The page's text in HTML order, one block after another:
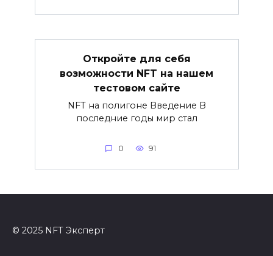
Откройте для себя
возможности NFT на нашем
тестовом сайте
NFT на полигоне Введение В
последние годы мир стал
0 91
© 2025 NFT Эксперт